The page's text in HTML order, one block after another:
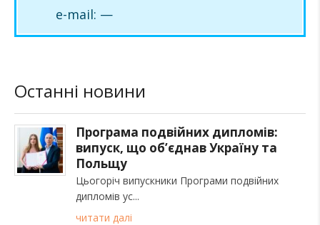
e-mail: —
Останні новини
Програма подвійних дипломів:
випуск, що об’єднав Україну та
Польщу
Цьогоріч випускники Програми подвійних
дипломів ус
читати далі